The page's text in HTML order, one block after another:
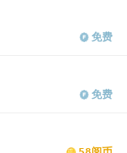
免费
免费